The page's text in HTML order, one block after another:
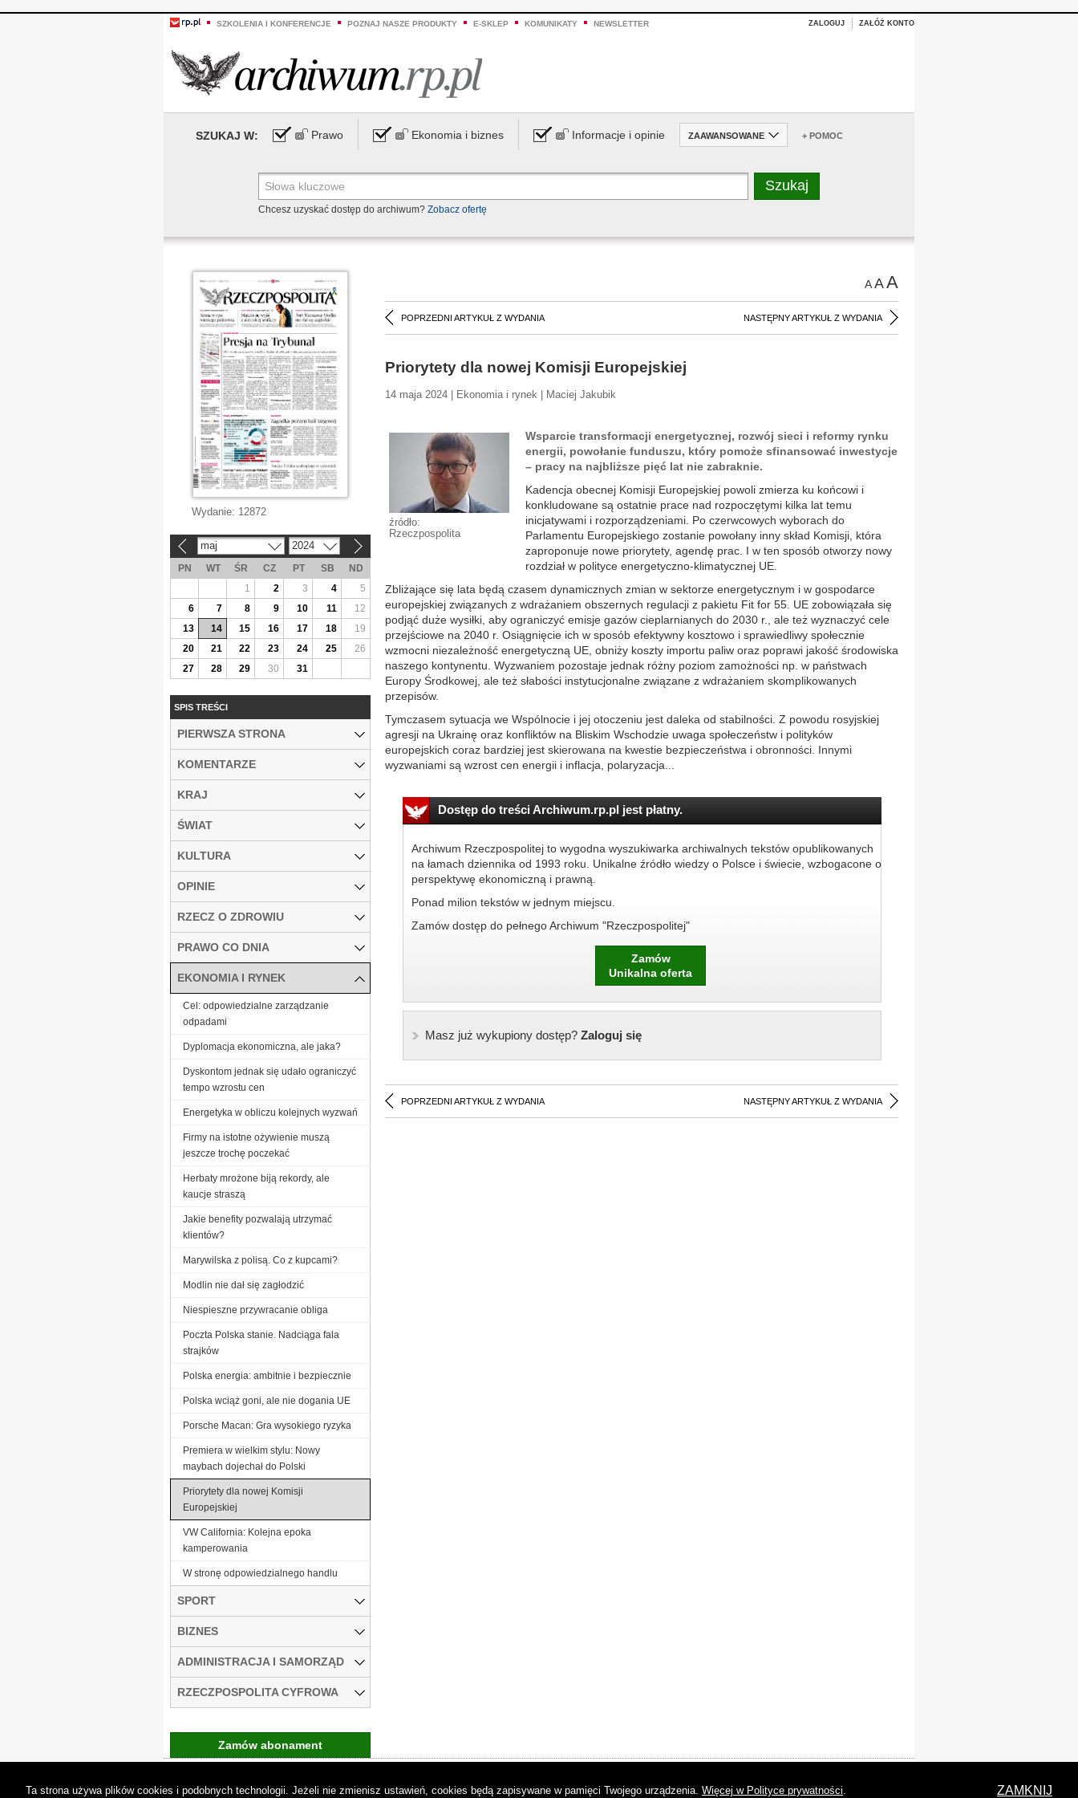
SZKOLENIA I KONFERENCJE POZNAJ NASZE PRODUKTY E-SKLEP KOMUNIKATY NEWSLETTER ZALOGUJ ZAŁÓŻ KONTO
SZUKAJ W: Prawo Ekonomia i biznes Informacje i opinie ZAAWANSOWANE + POMOC
Chcesz uzyskać dostęp do archiwum? Zobacz ofertę
AAA
POPRZEDNI ARTYKUŁ Z WYDANIA NASTĘPNY ARTYKUŁ Z WYDANIA
Priorytety dla nowej Komisji Europejskiej
14 maja 2024 | Ekonomia i rynek | Maciej Jakubik
źródło:
Rzeczpospolita
Wsparcie transformacji energetycznej, rozwój sieci i reformy rynku
energii, powołanie funduszu, który pomoże sfinansować inwestycje
– pracy na najbliższe pięć lat nie zabraknie.
Kadencja obecnej Komisji Europejskiej powoli zmierza ku końcowi i
konkludowane są ostatnie prace nad rozpoczętymi kilka lat temu
inicjatywami i rozporządzeniami. Po czerwcowych wyborach do
Parlamentu Europejskiego zostanie powołany inny skład Komisji, która
zaproponuje nowe priorytety, agendę prac. I w ten sposób otworzy nowy
rozdział w polityce energetyczno-klimatycznej UE.
Zbliżające się lata będą czasem dynamicznych zmian w sektorze energetycznym i w gospodarce
europejskiej związanych z wdrażaniem obszernych regulacji z pakietu Fit for 55. UE zobowiązała się
podjąć duże wysiłki, aby ograniczyć emisje gazów cieplarnianych do 2030 r., ale też wyznaczyć cele
przejściowe na 2040 r. Osiągnięcie ich w sposób efektywny kosztowo i sprawiedliwy społecznie
wzmocni niezależność energetyczną UE, obniży koszty importu paliw oraz poprawi jakość środowiska
naszego kontynentu. Wyzwaniem pozostaje jednak różny poziom zamożności np. w państwach
Europy Środkowej, ale też słabości instytucjonalne związane z wdrażaniem skomplikowanych
przepisów.
Tymczasem sytuacja we Wspólnocie i jej otoczeniu jest daleka od stabilności. Z powodu rosyjskiej
agresji na Ukrainę oraz konfliktów na Bliskim Wschodzie uwaga społeczeństw i polityków
europejskich coraz bardziej jest skierowana na kwestie bezpieczeństwa i obronności. Innymi
wyzwaniami są wzrost cen energii i inflacja, polaryzacja...
Dostęp do treści Archiwum.rp.pl jest płatny.
Archiwum Rzeczpospolitej to wygodna wyszukiwarka archiwalnych tekstów opublikowanych
na łamach dziennika od 1993 roku. Unikalne źródło wiedzy o Polsce i świecie, wzbogacone o
perspektywę ekonomiczną i prawną.
Ponad milion tekstów w jednym miejscu.
Zamów dostęp do pełnego Archiwum "Rzeczpospolitej"
Zamów
Unikalna oferta
Masz już wykupiony dostęp?Zaloguj się
POPRZEDNI ARTYKUŁ Z WYDANIA NASTĘPNY ARTYKUŁ Z WYDANIA
Wydanie: 12872
maj 2024
PN WT ŚR CZ PT SB
ND
1
2 3 4
5
6
7 8 9 10 11
12
13
14 15 16 17 18
19
20
21 22 23 24 25
26
27
28 29 30 31
SPIS TREŚCI
PIERWSZA STRONA
KOMENTARZE
KRAJ
ŚWIAT
KULTURA
OPINIE
RZECZ O ZDROWIU
PRAWO CO DNIA
EKONOMIA I RYNEK
Cel: odpowiedzialne zarządzanie
odpadami
Dyplomacja ekonomiczna, ale jaka?
Dyskontom jednak się udało ograniczyć
tempo wzrostu cen
Energetyka w obliczu kolejnych wyzwań
Firmy na istotne ożywienie muszą
jeszcze trochę poczekać
Herbaty mrożone biją rekordy, ale
kaucje straszą
Jakie benefity pozwalają utrzymać
klientów?
Marywilska z polisą. Co z kupcami?
Modlin nie dał się zagłodzić
Niespieszne przywracanie obliga
Poczta Polska stanie. Nadciąga fala
strajków
Polska energia: ambitnie i bezpiecznie
Polska wciąż goni, ale nie dogania UE
Porsche Macan: Gra wysokiego ryzyka
Premiera w wielkim stylu: Nowy
maybach dojechał do Polski
Priorytety dla nowej Komisji
Europejskiej
VW California: Kolejna epoka
kamperowania
W stronę odpowiedzialnego handlu
SPORT
BIZNES
ADMINISTRACJA I SAMORZĄD
RZECZPOSPOLITA CYFROWA
Zamów abonament
Ta strona używa plików cookies i podobnych technologii. Jeżeli nie zmienisz ustawień, cookies będą zapisywane w pamięci Twojego urządzenia. Więcej w Polityce prywatności. ZAMKNIJ